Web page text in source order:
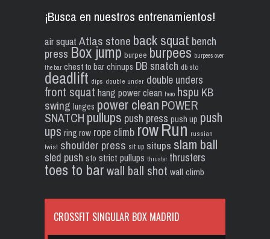
¡Busca en nuestros entrenamientos!
air squat Atlas stone back squat bench
press Box jump burpee burpees burpees over
the bar chest to bar chinups DB snatch db sto
deadlift dips double under double unders
front squat hang power clean hero hspu KB
swing lunges power clean POWER
SNATCH pullups push press push up push
ups ring row rope climb rowRun russian
twist shoulder press sit up situps slam ball
sled push sto strict pullups thruster thrusters
toes to barwall ball shot wall climb
CROSSFIT SINGULAR BOX MADRID